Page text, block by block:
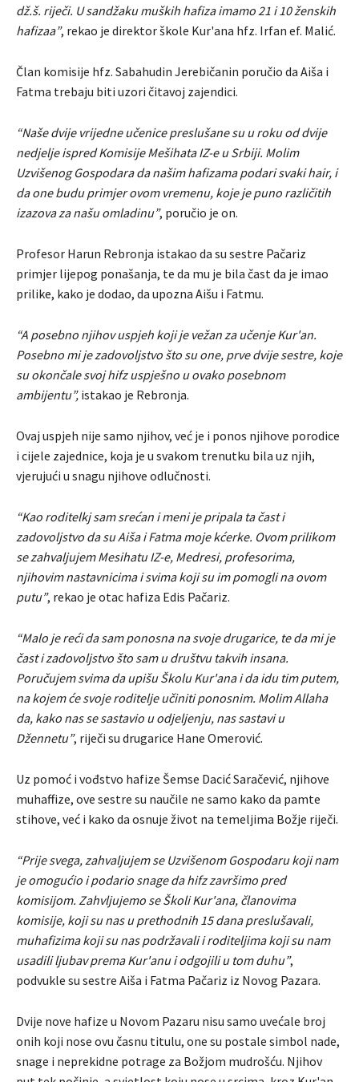
dž.š. riječi. U sandžaku muških hafiza imamo 21 i 10 ženskih
hafizaa”, rekao je direktor škole Kur'ana hfz. Irfan ef. Malić.
Član komisije hfz. Sabahudin Jerebičanin poručio da Aiša i
Fatma trebaju biti uzori čitavoj zajendici.
“Naše dvije vrijedne učenice preslušane su u roku od dvije
nedjelje ispred Komisije Mešihata IZ-e u Srbiji. Molim
Uzvišenog Gospodara da našim hafizama podari svaki hair, i
da one budu primjer ovom vremenu, koje je puno različitih
izazova za našu omladinu”, poručio je on.
Profesor Harun Rebronja istakao da su sestre Pačariz
primjer lijepog ponašanja, te da mu je bila čast da je imao
prilike, kako je dodao, da upozna Aišu i Fatmu.
“A posebno njihov uspjeh koji je vežan za učenje Kur'an.
Posebno mi je zadovoljstvo što su one, prve dvije sestre, koje
su okončale svoj hifz uspješno u ovako posebnom
ambijentu”, istakao je Rebronja.
Ovaj uspjeh nije samo njihov, već je i ponos njihove porodice
i cijele zajednice, koja je u svakom trenutku bila uz njih,
vjerujući u snagu njihove odlučnosti.
“Kao roditelkj sam srećan i meni je pripala ta čast i
zadovoljstvo da su Aiša i Fatma moje kćerke. Ovom prilikom
se zahvaljujem Mesihatu IZ-e, Medresi, profesorima,
njihovim nastavnicima i svima koji su im pomogli na ovom
putu”, rekao je otac hafiza Edis Pačariz.
“Malo je reći da sam ponosna na svoje drugarice, te da mi je
čast i zadovoljstvo što sam u društvu takvih insana.
Poručujem svima da upišu Školu Kur'ana i da idu tim putem,
na kojem će svoje roditelje učiniti ponosnim. Molim Allaha
da, kako nas se sastavio u odjeljenju, nas sastavi u
Džennetu”, riječi su drugarice Hane Omerović.
Uz pomoć i vođstvo hafize Šemse Dacić Saračević, njihove
muhaffize, ove sestre su naučile ne samo kako da pamte
stihove, već i kako da osnuje život na temeljima Božje riječi.
“Prije svega, zahvaljujem se Uzvišenom Gospodaru koji nam
je omogućio i podario snage da hifz završimo pred
komisijom. Zahvljujemo se Školi Kur'ana, članovima
komisije, koji su nas u prethodnih 15 dana preslušavali,
muhafizima koji su nas podržavali i roditeljima koji su nam
usadili ljubav prema Kur'anu i odgojili u tom duhu”,
podvukle su sestre Aiša i Fatma Pačariz iz Novog Pazara.
Dvije nove hafize u Novom Pazaru nisu samo uvećale broj
onih koji nose ovu časnu titulu, one su postale simbol nade,
snage i neprekidne potrage za Božjom mudrošću. Njihov